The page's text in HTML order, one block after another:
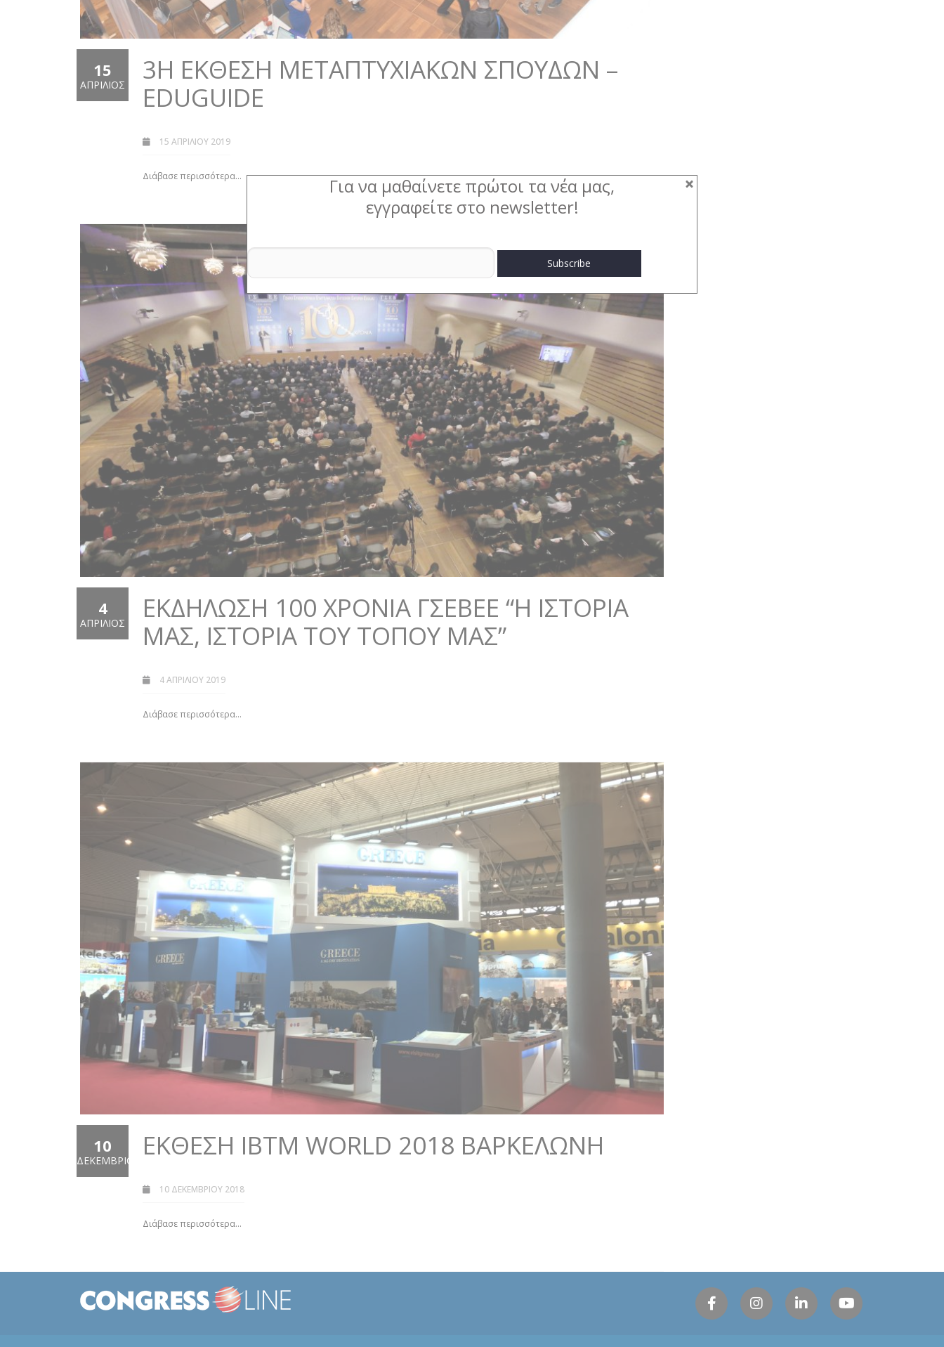
3Η ΈΚΘΕΣΗ ΜΕΤΑΠΤΥΧΙΑΚΏΝ ΣΠΟΥΔΏΝ –
EDUGUIDE
15 ΑΠΡΙΛΊΟΥ 2019
Διάβασε περισσότερα...
15
ΑΠΡΊΛΙΟΣ
ΕΚΔΉΛΩΣΗ 100 ΧΡΌΝΙΑ ΓΣΕΒΕΕ “Η ΙΣΤΟΡΊΑ
ΜΑΣ, ΙΣΤΟΡΊΑ ΤΟΥ ΤΌΠΟΥ ΜΑΣ”
4 ΑΠΡΙΛΊΟΥ 2019
Διάβασε περισσότερα...
4
ΑΠΡΊΛΙΟΣ
ΈΚΘΕΣΗ IBTM WORLD 2018 ΒΑΡΚΕΛΏΝΗ
10 ΔΕΚΕΜΒΡΊΟΥ 2018
Διάβασε περισσότερα...
10
ΔΕΚΈΜΒΡΙΟΣ
Για να μαθαίνετε πρώτοι τα νέα μας,
εγγραφείτε στο newsletter!